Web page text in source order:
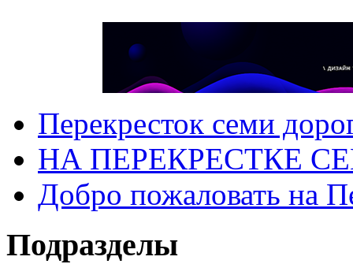
Перекресток семи
НА ПЕРЕКРЕСТКЕ
Добро пожаловать на
Подразделы